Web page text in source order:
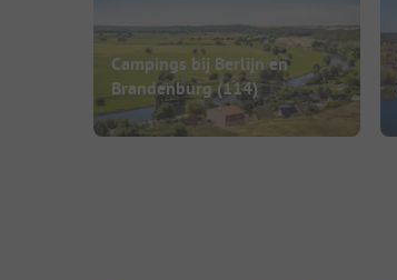
Campings bij Berlijn en
Brandenburg(114)